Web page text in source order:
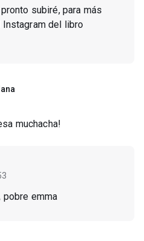
subiré, para más
del libro
muchacha!
pobre emma